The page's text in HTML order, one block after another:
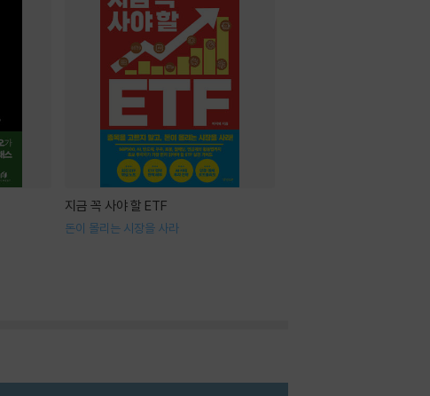
지금 꼭 사야 할 ETF
돈이 몰리는 시장을 사라